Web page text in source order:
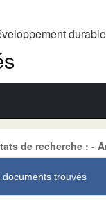
durable
de recherche : -
documents trouvés